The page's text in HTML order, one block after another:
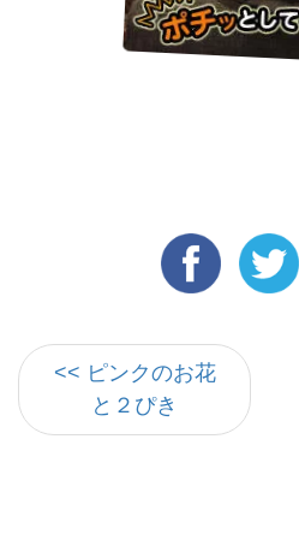
<< ピンクのお花
と２ぴき